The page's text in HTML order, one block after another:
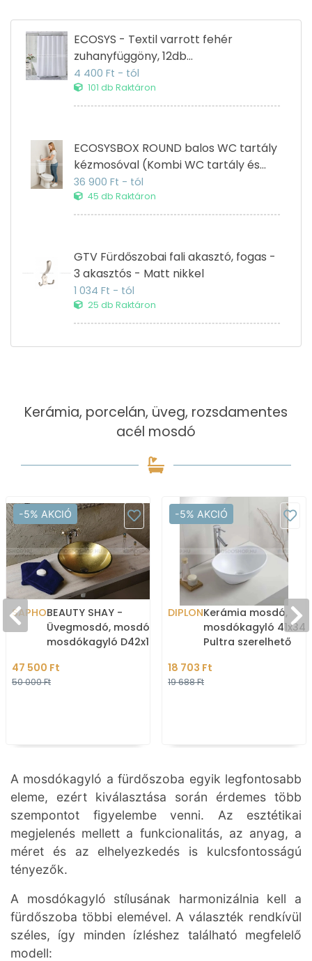
ECOSYS - Textil varrott fehér
zuhanyfüggöny, 12db
függönykarikával 180x200cm
4 400 Ft - tól
101 db Raktáron
ECOSYSBOX ROUND balos WC tartály
kézmosóval (Kombi WC tartály és
kézmosó)
36 900 Ft - tól
45 db Raktáron
GTV Fürdőszobai fali akasztó, fogas -
3 akasztós - Matt nikkel
1 034 Ft - tól
25 db Raktáron
Kerámia, porcelán, üveg, rozsdamentes
acél mosdó
-5% AKCIÓ
SAPHOBEAUTY SHAY -
Üvegmosdó, mosdótál,
mosdókagyló D42x14cm
bútorra ültethető
47 500 Ft
50 000 Ft
-5% AKCIÓ
DIPLONKerámia mosdó,
mosdókagyló
Pultra szerelhető
18 703 Ft
19 688 Ft
A mosdókagyló a fürdőszoba egyik legfontosabb
eleme, ezért kiválasztása során érdemes több
szempontot figyelembe venni. Az esztétikai
megjelenés mellett a funkcionalitás, az anyag, a
méret és az elhelyezkedés is kulcsfontosságú
tényezők.
A mosdókagyló stílusának harmonizálnia kell a
fürdőszoba többi elemével. A választék rendkívül
széles, így minden ízléshez található megfelelő
modell: